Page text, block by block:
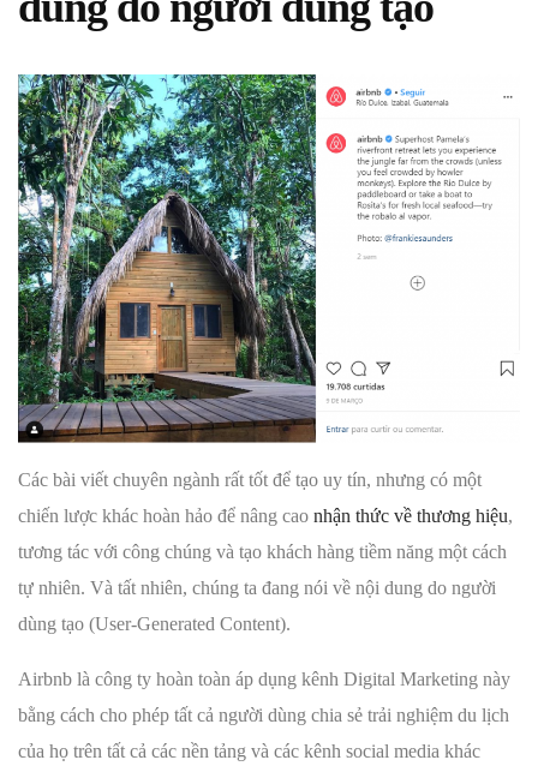
Các bài viết chuyên ngành rất tốt để tạo uy tín, nhưng có một
chiến lược khác hoàn hảo để nâng cao nhận thức về thương hiệu,
tương tác với công chúng và tạo khách hàng tiềm năng một cách
tự nhiên. Và tất nhiên, chúng ta đang nói về nội dung do người
dùng tạo (User-Generated Content).
Airbnb là công ty hoàn toàn áp dụng kênh Digital Marketing này
bằng cách cho phép tất cả người dùng chia sẻ trải nghiệm du lịch
của họ trên tất cả các nền tảng và các kênh social media khác